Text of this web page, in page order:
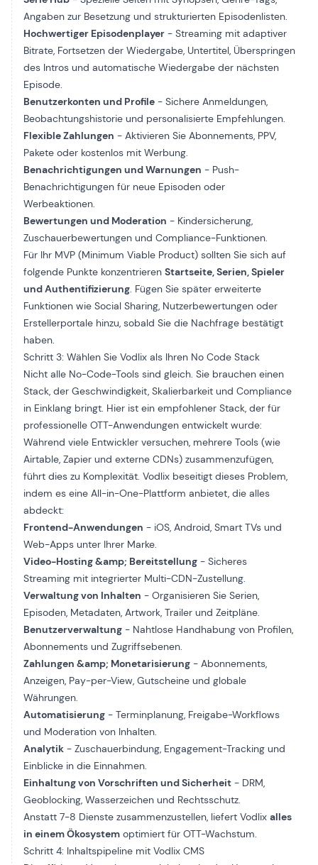
Angaben zur Besetzung und strukturierten Episodenlisten.
Hochwertiger Episodenplayer - Streaming mit adaptiver
Bitrate, Fortsetzen der Wiedergabe, Untertitel, Überspringen
des Intros und automatische Wiedergabe der nächsten
Episode.
Benutzerkonten und Profile - Sichere Anmeldungen,
Beobachtungshistorie und personalisierte Empfehlungen.
Flexible Zahlungen - Aktivieren Sie Abonnements, PPV,
Pakete oder kostenlos mit Werbung.
Benachrichtigungen und Warnungen - Push-
Benachrichtigungen für neue Episoden oder
Werbeaktionen.
Bewertungen und Moderation - Kindersicherung,
Zuschauerbewertungen und Compliance-Funktionen.
Für Ihr MVP (Minimum Viable Product) sollten Sie sich auf
folgende Punkte konzentrieren Startseite, Serien, Spieler
und Authentifizierung. Fügen Sie später erweiterte
Funktionen wie Social Sharing, Nutzerbewertungen oder
Erstellerportale hinzu, sobald Sie die Nachfrage bestätigt
haben.
Schritt 3: Wählen Sie Vodlix als Ihren No Code Stack
Nicht alle No-Code-Tools sind gleich. Sie brauchen einen
Stack, der Geschwindigkeit, Skalierbarkeit und Compliance
in Einklang bringt. Hier ist ein empfohlener Stack, der für
professionelle OTT-Anwendungen entwickelt wurde:
Während viele Entwickler versuchen, mehrere Tools (wie
Airtable, Zapier und externe CDNs) zusammenzufügen,
führt dies zu Komplexität. Vodlix beseitigt dieses Problem,
indem es eine All-in-One-Plattform anbietet, die alles
abdeckt:
Frontend-Anwendungen - iOS, Android, Smart TVs und
Web-Apps unter Ihrer Marke.
Video-Hosting &amp; Bereitstellung - Sicheres
Streaming mit integrierter Multi-CDN-Zustellung.
Verwaltung von Inhalten - Organisieren Sie Serien,
Episoden, Metadaten, Artwork, Trailer und Zeitpläne.
Benutzerverwaltung - Nahtlose Handhabung von Profilen,
Abonnements und Zugriffsebenen.
Zahlungen &amp; Monetarisierung - Abonnements,
Anzeigen, Pay-per-View, Gutscheine und globale
Währungen.
Automatisierung - Terminplanung, Freigabe-Workflows
und Moderation von Inhalten.
Analytik - Zuschauerbindung, Engagement-Tracking und
Einblicke in die Einnahmen.
Einhaltung von Vorschriften und Sicherheit - DRM,
Geoblocking, Wasserzeichen und Rechtsschutz.
Anstatt 7-8 Dienste zusammenzustellen, liefert Vodlix alles
in einem Ökosystem optimiert für OTT-Wachstum.
Schritt 4: Inhaltspipeline mit Vodlix CMS